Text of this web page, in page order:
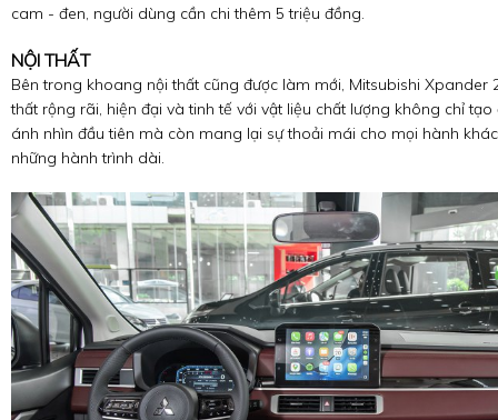
cam - đen, người dùng cần chi thêm 5 triệu đồng.
NỘI THẤT
Bên trong khoang nội thất cũng được làm mới, Mitsubishi Xpander
thất rộng rãi, hiện đại và tinh tế với vật liệu chất lượng không chỉ
ánh nhìn đầu tiên mà còn mang lại sự thoải mái cho mọi hành
những hành trình dài.